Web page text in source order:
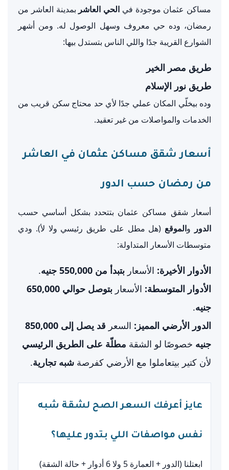
مساكن عثمان موجودة في الحي العاشر بمدينة العاشر من
رمضان، وده حي معروف وسهل الوصول له. ومن أشهر
الشوارع القريبة جدًا واللي الناس بتستدل بيها:
طريق مصر الخير
طريق نور الإسلام
وده بيخلّي المكان عملي جدًا لأي حد محتاج سكن قريب من
الخدمات والمواصلات من غير تعقيد.
أسعار شقق مساكن عثمان في العاشر
من رمضان حسب الدور
أسعار شقق مساكن عثمان بتتحدد بشكل أساسي حسب
الدور والموقع (هل مطل على طريق رئيسي ولا لأ). ودي
متوسطات الأسعار المتداولة:
الأدوار الأخيرة: الأسعار بتبدأ من 550,000 جنيه
.
الأدوار المتوسطة: الأسعار
بتوصل حوالي 650,000
جنيه.
الدور الأرضي المميز: السعر
قد يصل إلى 850,000
جنيه خصوصًا لو الشقة مطلّة على الطريق الرئيسي
لأن كتير بيتعاملوا مع الأرضي كفرصة شبه تجارية.
عايز أعرفك السعر الصح لشقة شبه
نفس مواصفات اللي بتدور عليها؟
ابعتلنا (الدور + العمارة 5 ولا 6 أدوار + حالة الشقة)